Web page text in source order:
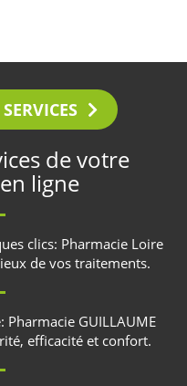
de votre
ligne
clics: Pharmacie Loire
de vos traitements.
Pharmacie GUILLAUME
efficacité et confort.